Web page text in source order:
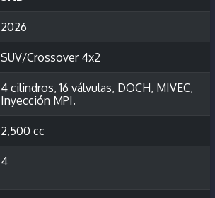
2026
SUV/Crossover 4x2
4 cilindros, 16 válvulas, DOCH, MIVEC,
Inyección MPI.
2,500 cc
4